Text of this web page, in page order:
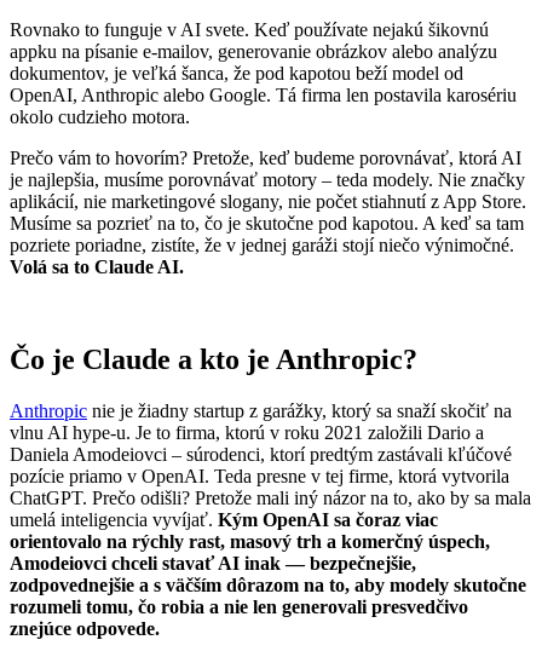
Rovnako to funguje v AI svete. Keď používate nejakú šikovnú
appku na písanie e-mailov, generovanie obrázkov alebo analýzu
dokumentov, je veľká šanca, že pod kapotou beží model od
OpenAI, Anthropic alebo Google. Tá firma len postavila karosériu
okolo cudzieho motora.
Prečo vám to hovorím? Pretože, keď budeme porovnávať, ktorá AI
je najlepšia, musíme porovnávať motory – teda modely. Nie značky
aplikácií, nie marketingové slogany, nie počet stiahnutí z App Store.
Musíme sa pozrieť na to, čo je skutočne pod kapotou. A keď sa tam
pozriete poriadne, zistíte, že v jednej garáži stojí niečo výnimočné.
Volá sa to Claude AI.
Čo je Claude a kto je Anthropic?
Anthropic nie je žiadny startup z garážky, ktorý sa snaží skočiť na
vlnu AI hype-u. Je to firma, ktorú v roku 2021 založili Dario a
Daniela Amodeiovci – súrodenci, ktorí predtým zastávali kľúčové
pozície priamo v OpenAI. Teda presne v tej firme, ktorá vytvorila
ChatGPT. Prečo odišli? Pretože mali iný názor na to, ako by sa mala
umelá inteligencia vyvíjať. Kým OpenAI sa čoraz viac
orientovalo na rýchly rast, masový trh a komerčný úspech,
Amodeiovci chceli stavať AI inak — bezpečnejšie,
zodpovednejšie a s väčším dôrazom na to, aby modely skutočne
rozumeli tomu, čo robia a nie len generovali presvedčivo
znejúce odpovede.